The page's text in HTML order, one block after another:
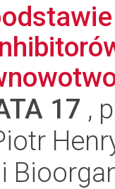
17 ,